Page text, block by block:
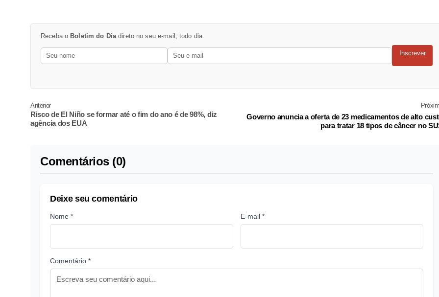
Receba o Boletim do Dia direto no seu e-mail, todo dia.
Inscrever
Anterior
Risco de El Niño se formar até o fim do ano é de 98%, diz
agência dos EUA
Governo anuncia a oferta de 23 medicamentos de alto
para tratar 18 tipos de câncer no
Comentários (0)
Deixe seu comentário
Nome * E-mail *
Comentário *